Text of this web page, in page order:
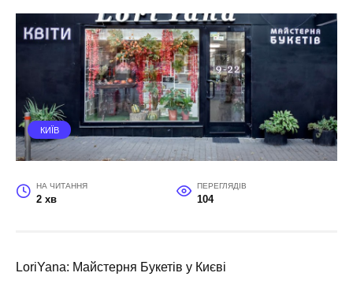
КИЇВ
НА ЧИТАННЯ
2 хв
ПЕРЕГЛЯДІВ
104
LoriYana: Майстерня Букетів у Києві